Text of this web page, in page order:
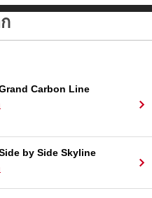
Carbon Line
by Side Skyline